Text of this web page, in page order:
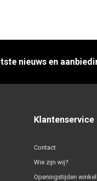
nieuws en
Klantenservice
Contact
Wie zijn wij?
Openingstijden winkel